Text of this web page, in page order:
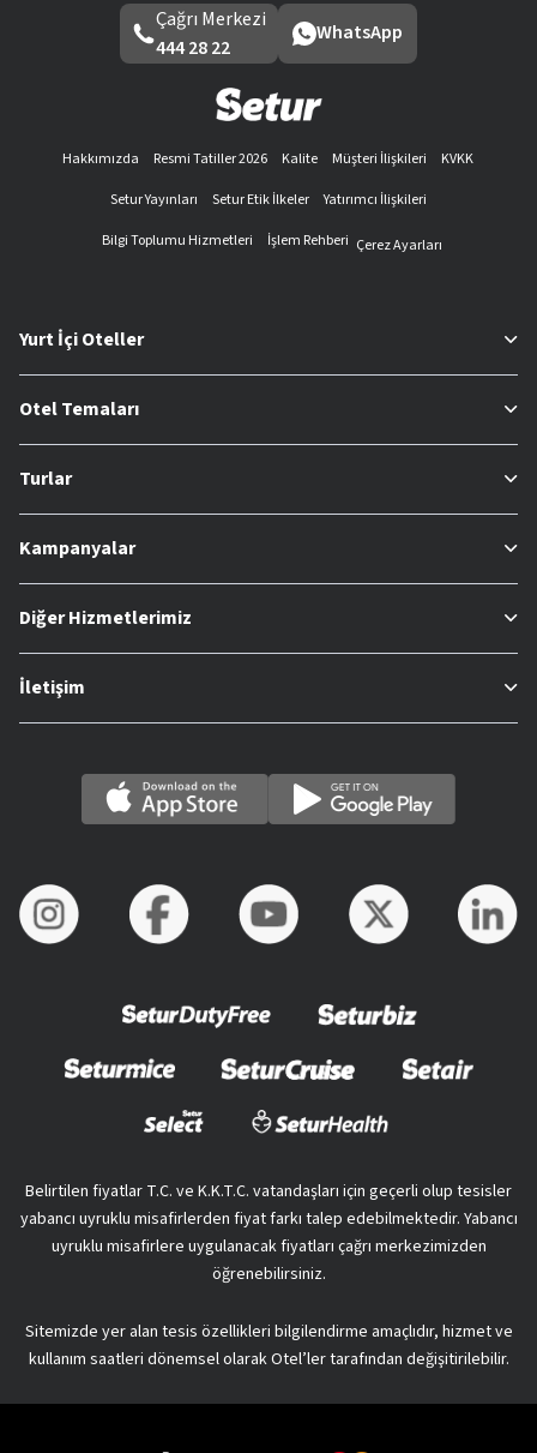
Çağrı Merkezi
444 28 22
WhatsApp
Hakkımızda Resmi Tatiller 2026 Kalite Müşteri İlişkileri
KVKK
Setur Yayınları
Setur Etik İlkeler
Yatırımcı İlişkileri
Bilgi Toplumu Hizmetleri
İşlem Rehberi Çerez Ayarları
Yurt İçi Oteller
Otel Temaları
Turlar
Kampanyalar
Diğer Hizmetlerimiz
İletişim
Belirtilen fiyatlar T.C. ve K.K.T.C. vatandaşları için geçerli olup tesisler
yabancı uyruklu misafirlerden fiyat farkı talep edebilmektedir. Yabancı
uyruklu misafirlere uygulanacak fiyatları çağrı merkezimizden
öğrenebilirsiniz.
Sitemizde yer alan tesis özellikleri bilgilendirme amaçlıdır, hizmet ve
kullanım saatleri dönemsel olarak Otel’ler tarafından değişitirilebilir.